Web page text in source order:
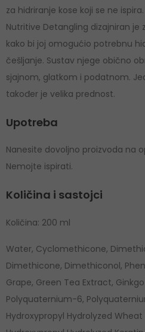
za hidriranje kose koji se ne
Nutritive Detangling dizajniran je
kako bi joj omogućio potrebnu
češljanje. Sustav njege obično
sjajnom, glatkom i podatnom.
također je velika prednost.
Upotreba
Nanesite dovoljno proizvoda na
Nemojte ispirati.
Količina i sastojci
Količina: 200 ml
Water, Cyclomethicone,
Dimethicone, Dimethiconol,
Grape, Green Tea Extract,
Polyquaternium-6,
Hydroxypropyl Hydrolyzed